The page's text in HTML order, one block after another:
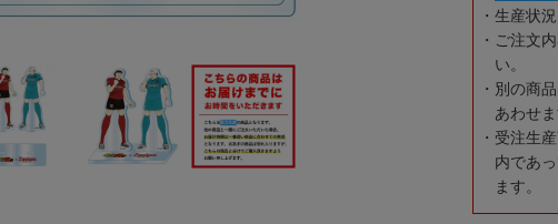
生産状
ご注文
い。
別の商
あわせま
受注生
内であ
ます。